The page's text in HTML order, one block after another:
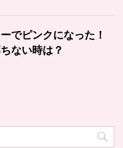
でピンクになった！
ない時は？